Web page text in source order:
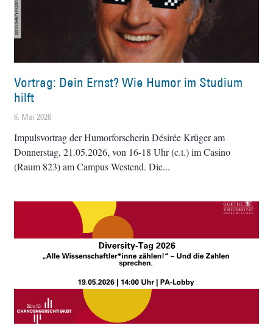
Vortrag: Dein Ernst? Wie Humor im Studium
hilft
6. Mai 2026
Impulsvortrag der Humorforscherin Désirée Krüger am
Donnerstag, 21.05.2026, von 16-18 Uhr (c.t.) im Casino
(Raum 823) am Campus Westend. Die